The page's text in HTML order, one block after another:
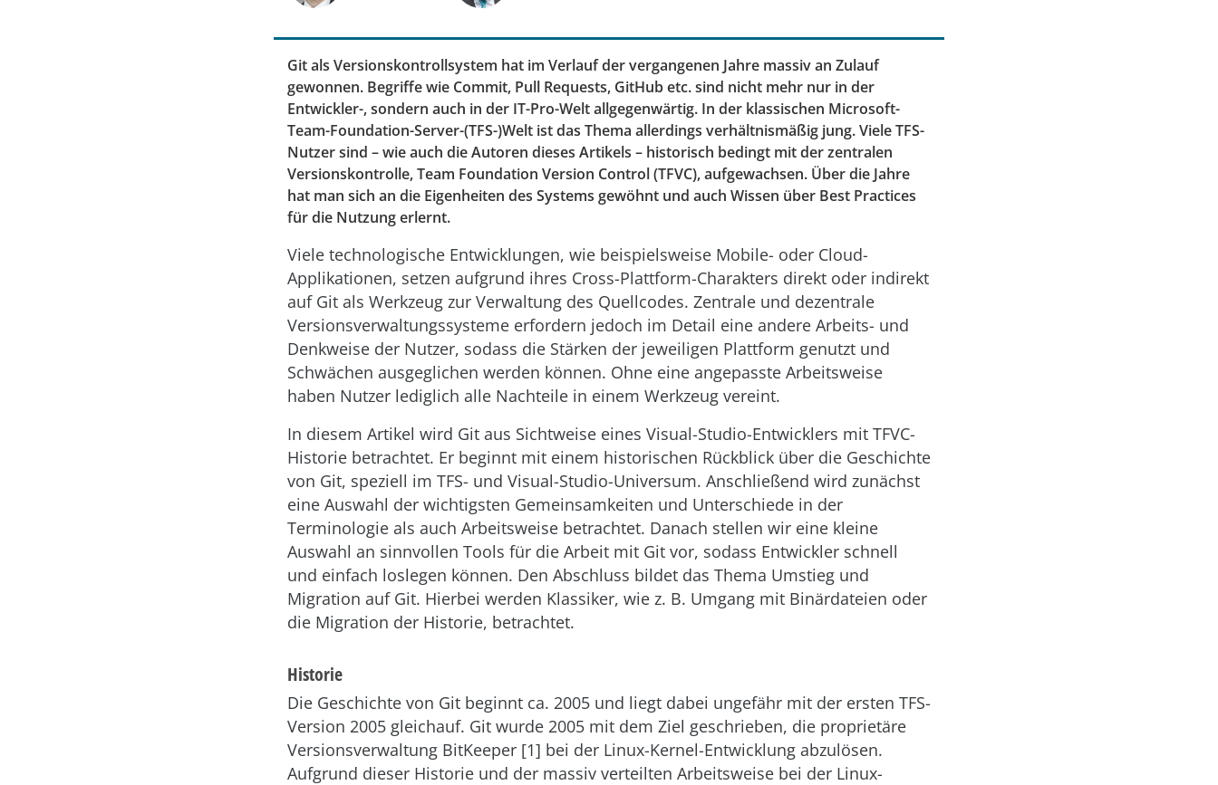
Git als Versionskontrollsystem hat im Verlauf der vergangenen Jahre massiv an Zulauf
gewonnen. Begriffe wie Commit, Pull Requests, GitHub etc. sind nicht mehr nur in der
Entwickler-, sondern auch in der IT-Pro-Welt allgegenwärtig. In der klassischen Microsoft-
Team-Foundation-Server-(TFS-)Welt ist das Thema allerdings verhältnismäßig jung. Viele TFS-
Nutzer sind – wie auch die Autoren dieses Artikels – historisch bedingt mit der zentralen
Versionskontrolle, Team Foundation Version Control (TFVC), aufgewachsen. Über die Jahre
hat man sich an die Eigenheiten des Systems gewöhnt und auch Wissen über Best Practices
für die Nutzung erlernt.
Viele technologische Entwicklungen, wie beispielsweise Mobile- oder Cloud-
Applikationen, setzen aufgrund ihres Cross-Plattform-Charakters direkt oder indirekt
auf Git als Werkzeug zur Verwaltung des Quellcodes. Zentrale und dezentrale
Versionsverwaltungssysteme erfordern jedoch im Detail eine andere Arbeits- und
Denkweise der Nutzer, sodass die Stärken der jeweiligen Plattform genutzt und
Schwächen ausgeglichen werden können. Ohne eine angepasste Arbeitsweise
haben Nutzer lediglich alle Nachteile in einem Werkzeug vereint.
In diesem Artikel wird Git aus Sichtweise eines Visual-Studio-Entwicklers mit TFVC-
Historie betrachtet. Er beginnt mit einem historischen Rückblick über die Geschichte
von Git, speziell im TFS- und Visual-Studio-Universum. Anschließend wird zunächst
eine Auswahl der wichtigsten Gemeinsamkeiten und Unterschiede in der
Terminologie als auch Arbeitsweise betrachtet. Danach stellen wir eine kleine
Auswahl an sinnvollen Tools für die Arbeit mit Git vor, sodass Entwickler schnell
und einfach loslegen können. Den Abschluss bildet das Thema Umstieg und
Migration auf Git. Hierbei werden Klassiker, wie z. B. Umgang mit Binärdateien oder
die Migration der Historie, betrachtet.
Historie
Die Geschichte von Git beginnt ca. 2005 und liegt dabei ungefähr mit der ersten TFS-
Version 2005 gleichauf. Git wurde 2005 mit dem Ziel geschrieben, die proprietäre
Versionsverwaltung BitKeeper [1] bei der Linux-Kernel-Entwicklung abzulösen.
Aufgrund dieser Historie und der massiv verteilten Arbeitsweise bei der Linux-